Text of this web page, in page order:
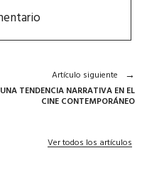
Artículo siguiente
UNA TENDENCIA NARRATIVA EN EL
CINE CONTEMPORÁNEO
Ver todos los artículos